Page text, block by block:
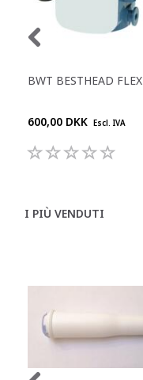
BWT BESTHEAD FLEX
600,00 DKK Escl. IVA
I PIÙ VENDUTI